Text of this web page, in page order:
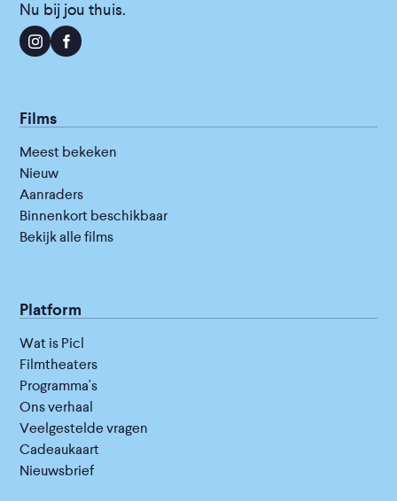
Nu bij jou thuis.
Films
Meest bekeken
Nieuw
Aanraders
Binnenkort beschikbaar
Bekijk alle films
Platform
Wat is Picl
Filmtheaters
Programma's
Ons verhaal
Veelgestelde vragen
Cadeaukaart
Nieuwsbrief